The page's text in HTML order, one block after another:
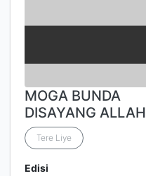
MOGA BUNDA
DISAYANG ALLAH
Tere Liye
Edisi